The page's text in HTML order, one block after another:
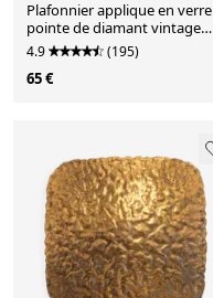
Plafonnier applique en verre
pointe de diamant vintage
RZB
4.9 (195)
65 €